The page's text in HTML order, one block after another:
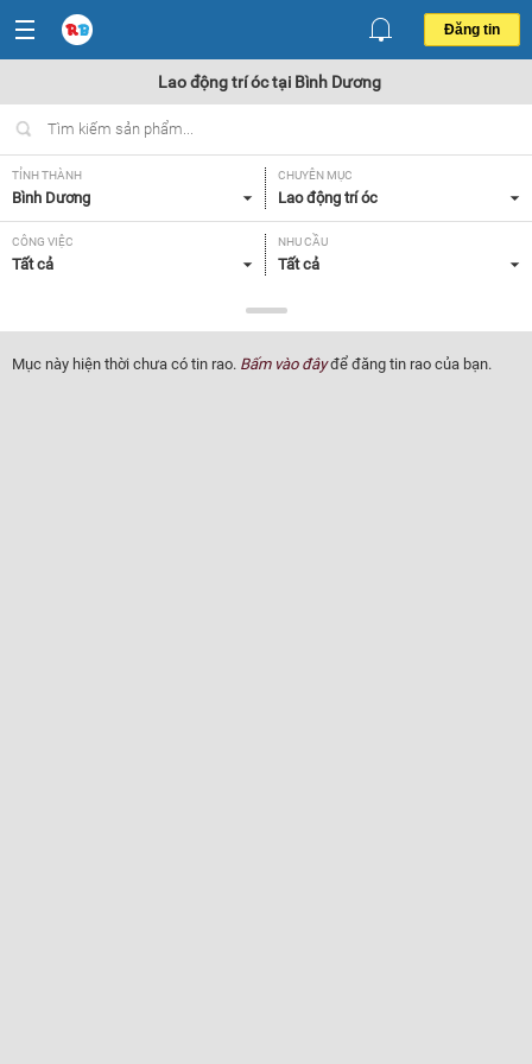
Đăng tin
Lao động trí óc tại Bình Dương
TỈNH THÀNH
Bình Dương
CHUYÊN MỤC
Lao động trí óc
CÔNG VIỆC
Tất cả
NHU CẦU
Tất cả
Tất cả
Mục này hiện thời chưa có tin rao. Bấm vào đâyđể đăng tin rao của bạn.